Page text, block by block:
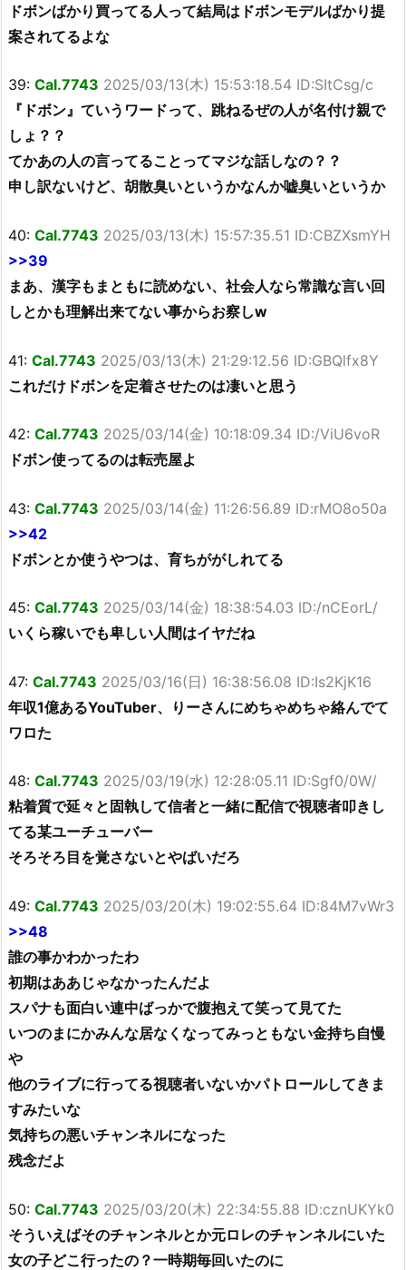
ドボンばかり買ってる人って結局はドボンモデルばかり提
案されてるよな
39: Cal.7743 2025/03/13(木) 15:53:18.54 ID:SItCsg/c
『ドボン』ていうワードって、跳ねるぜの人が名付け親で
しょ？？
てかあの人の言ってることってマジな話しなの？？
申し訳ないけど、胡散臭いというかなんか嘘臭いというか
40: Cal.7743 2025/03/13(木) 15:57:35.51 ID:CBZXsmYH
>>39
まあ、漢字もまともに読めない、社会人なら常識な言い回
しとかも理解出来てない事からお察しw
41: Cal.7743 2025/03/13(木) 21:29:12.56 ID:GBQlfx8Y
これだけドボンを定着させたのは凄いと思う
42: Cal.7743 2025/03/14(金) 10:18:09.34 ID:/ViU6voR
ドボン使ってるのは転売屋よ
43: Cal.7743 2025/03/14(金) 11:26:56.89 ID:rMO8o50a
>>42
ドボンとか使うやつは、育ちががしれてる
45: Cal.7743 2025/03/14(金) 18:38:54.03 ID:/nCEorL/
いくら稼いでも卑しい人間はイヤだね
47: Cal.7743 2025/03/16(日) 16:38:56.08 ID:Is2KjK16
年収1億あるYouTuber、りーさんにめちゃめちゃ絡んでて
ワロた
48: Cal.7743 2025/03/19(水) 12:28:05.11 ID:Sgf0/0W/
粘着質で延々と固執して信者と一緒に配信で視聴者叩きし
てる某ユーチューバー
そろそろ目を覚さないとやばいだろ
49: Cal.7743 2025/03/20(木) 19:02:55.64 ID:84M7vWr3
>>48
誰の事かわかったわ
初期はああじゃなかったんだよ
スパナも面白い連中ばっかで腹抱えて笑って見てた
いつのまにかみんな居なくなってみっともない金持ち自慢
や
他のライブに行ってる視聴者いないかパトロールしてきま
すみたいな
気持ちの悪いチャンネルになった
残念だよ
50: Cal.7743 2025/03/20(木) 22:34:55.88 ID:cznUKYk0
そういえばそのチャンネルとか元ロレのチャンネルにいた
女の子どこ行ったの？一時期毎回いたのに